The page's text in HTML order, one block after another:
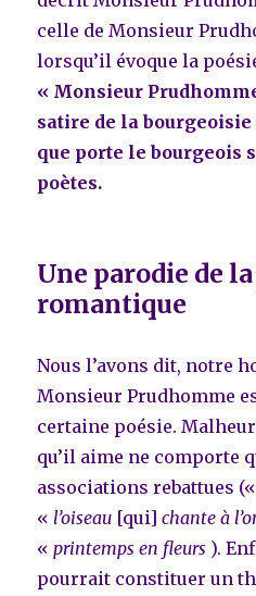
celle de Monsieur
lorsqu’il évoque la
« Monsieur
satire de la
que porte le bourgeois
poètes.
Une parodie de
romantique
Nous l’avons dit, notre
Monsieur Prudhomme
certaine poésie.
qu’il aime ne comporte
associations rebattues
«l’oiseau [qui]chante à
« printemps en fleurs ).
pourrait constituer un